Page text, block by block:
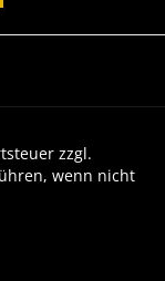
zzgl.
wenn nicht